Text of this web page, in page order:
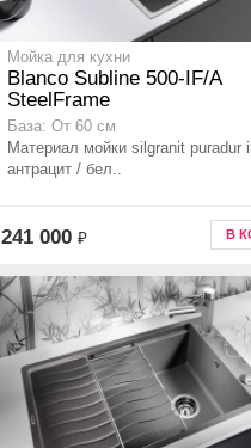
Мойка для кухни
Blanco Subline 500-IF/A
SteelFrame
База: От 60 см
Материал мойки silgranit puradur ii
антрацит / бел..
241 000 ₽ В